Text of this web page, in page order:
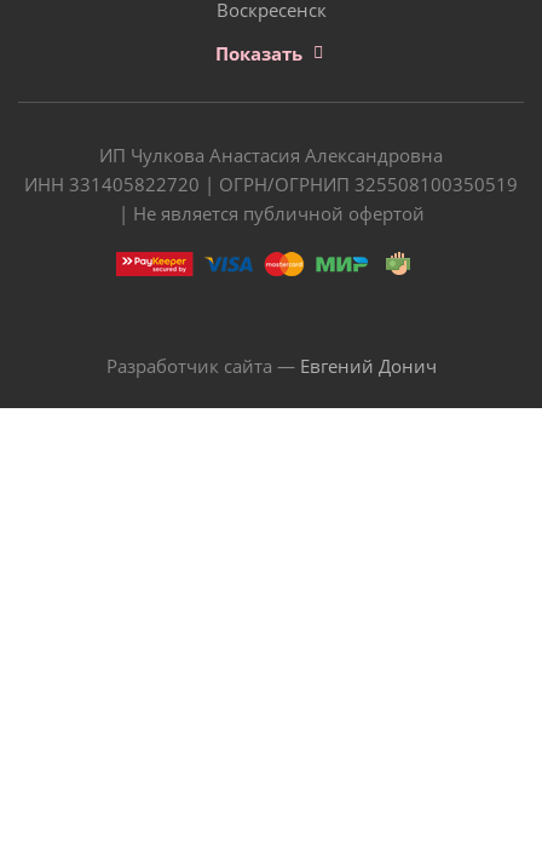
Воскресенск
Показать
ИП Чулкова Анастасия Александровна
ИНН 331405822720 | ОГРН/ОГРНИП 325508100350519
| Не является публичной офертой
Разработчик сайта — Евгений Донич